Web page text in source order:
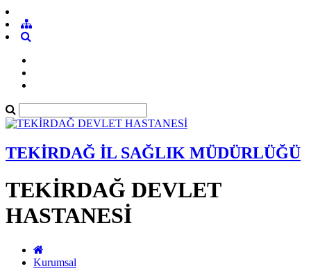
TEKİRDAĞ İL SAĞLIK MÜDÜRLÜĞÜ
TEKİRDAĞ DEVLET
HASTANESİ
Kurumsal